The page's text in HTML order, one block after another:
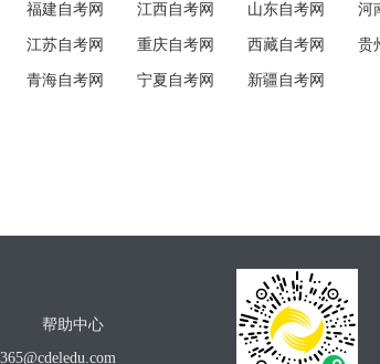
福建自考网 江西自考网 山东自考网 河
江苏自考网 重庆自考网 西藏自考网 贵
青海自考网 宁夏自考网 新疆自考网
帮助中心